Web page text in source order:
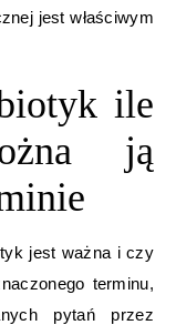
jest właściwym
ile
ją
jest ważna i czy
terminu,
pytań przez